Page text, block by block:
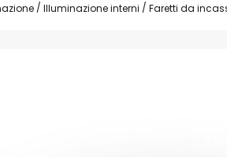
Illuminazione interni Faretti da